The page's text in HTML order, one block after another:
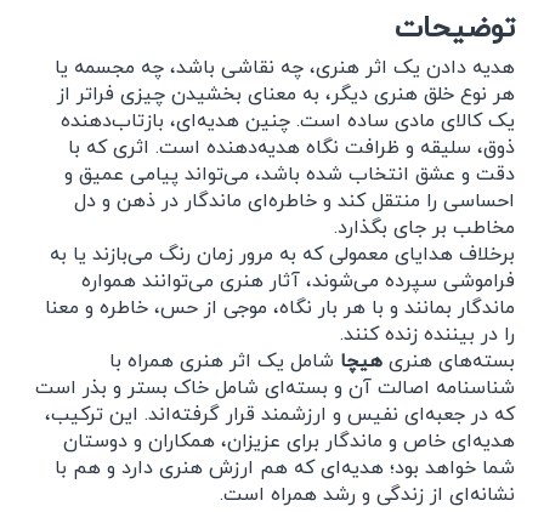
توضیحات
هدیه دادن یک اثر هنری، چه نقاشی باشد، چه مجسمه یا
هر نوع خلق هنری دیگر، به معنای بخشیدن چیزی فراتر از
یک کالای مادی ساده است. چنین هدیه‌ای، بازتاب‌دهنده
ذوق، سلیقه و ظرافت نگاه هدیه‌دهنده است. اثری که با
دقت و عشق انتخاب شده باشد، می‌تواند پیامی عمیق و
احساسی را منتقل کند و خاطره‌ای ماندگار در ذهن و دل
مخاطب بر جای بگذارد.
برخلاف هدایای معمولی که به مرور زمان رنگ می‌بازند یا به
فراموشی سپرده می‌شوند، آثار هنری می‌توانند همواره
ماندگار بمانند و با هر بار نگاه، موجی از حس، خاطره و معنا
را در بیننده زنده کنند.
بسته‌های هنریهیچا شامل یک اثر هنری همراه با
شناسنامه اصالت آن و بسته‌ای شامل خاک بستر و بذر است
که در جعبه‌ای نفیس و ارزشمند قرار گرفته‌اند. این ترکیب،
هدیه‌ای خاص و ماندگار برای عزیزان، همکاران و دوستان
شما خواهد بود؛ هدیه‌ای که هم ارزش هنری دارد و هم با
نشانه‌ای از زندگی و رشد همراه است.